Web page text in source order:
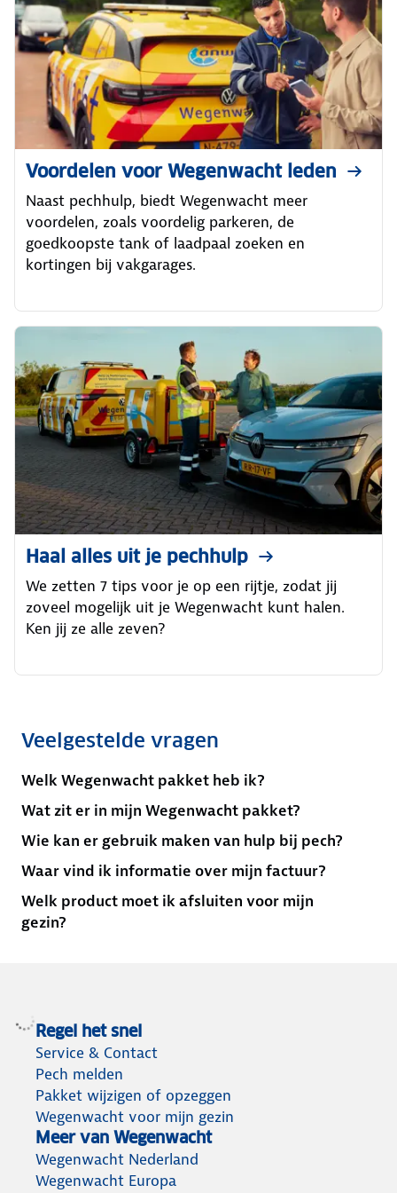
Voordelen voor Wegenwacht leden
Naast pechhulp, biedt Wegenwacht meer
voordelen, zoals voordelig parkeren, de
goedkoopste tank of laadpaal zoeken en
kortingen bij vakgarages.
Haal alles uit je pechhulp
We zetten 7 tips voor je op een rijtje, zodat jij
zoveel mogelijk uit je Wegenwacht kunt halen.
Ken jij ze alle zeven?
Veelgestelde vragen
Welk Wegenwacht pakket heb ik?
Wat zit er in mijn Wegenwacht pakket?
Wie kan er gebruik maken van hulp bij pech?
Waar vind ik informatie over mijn factuur?
Welk product moet ik afsluiten voor mijn
gezin?
Regel het snel
Service & Contact
Pech melden
Pakket wijzigen of opzeggen
Wegenwacht voor mijn gezin
Meer van Wegenwacht
Wegenwacht Nederland
Wegenwacht Europa